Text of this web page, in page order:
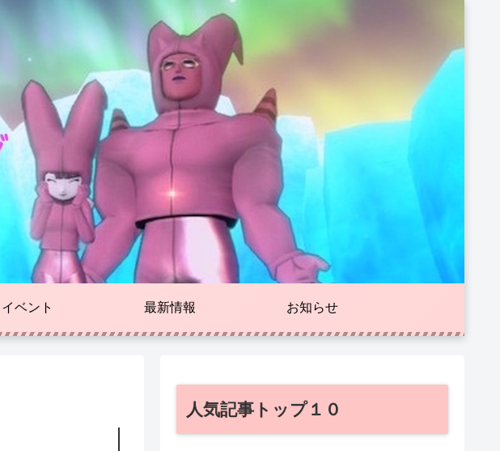
イベント 最新情報 お知らせ
人気記事トップ１０